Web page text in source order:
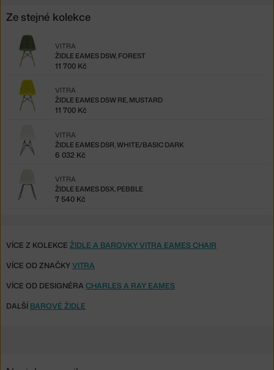
Ze stejné kolekce
ŽIDLE EAMES DSW, FOREST
VITRA
11 700 Kč
ŽIDLE EAMES DSW RE, MUSTARD
VITRA
11 700 Kč
ŽIDLE EAMES DSR, WHITE/BASIC DARK
VITRA
6 032 Kč
ŽIDLE EAMES DSX, PEBBLE
VITRA
7 540 Kč
VÍCE Z KOLEKCE ŽIDLE A BAROVKY VITRA EAMES CHAIR
VÍCE OD ZNAČKYVITRA
VÍCE OD DESIGNÉRA CHARLES A RAY EAMES
DALŠÍ BAROVÉ ŽIDLE